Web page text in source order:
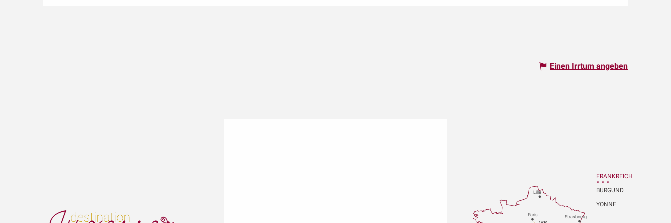
Einen Irrtum angeben
Paris
Strasbourg
Lille
FRANKREICH
BURGUND
YONNE